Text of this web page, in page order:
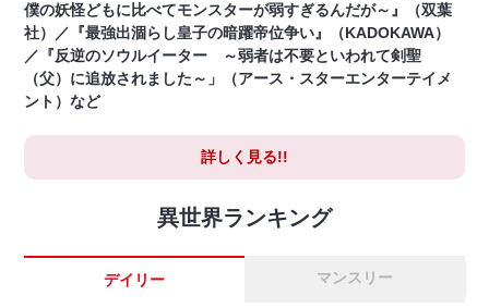
僕の妖怪どもに比べてモンスターが弱すぎるんだが～』（双葉
社）／『最強出涸らし皇子の暗躍帝位争い』（KADOKAWA）
／『反逆のソウルイーター ～弱者は不要といわれて剣聖
（父）に追放されました～」（アース・スターエンターテイメ
ント）など
詳しく見る!!
異世界ランキング
デイリー マンスリー